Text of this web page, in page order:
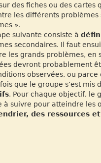
des fiches ou des
les différents
».
suivante consiste à
secondaires. Il faut
les grands problèmes, en
devront probablement
observées, ou parce
que le groupe s’est mis
. Pour chaque objectif, le
à suivre pour atteindre les
des ressources